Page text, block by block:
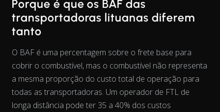
Porque é que os BAF das
transportadoras lituanas diferem
tanto
O BAF é uma percentagem sobre o frete base para
cobrir o combustível, mas o combustível não representa
a mesma proporção do custo total de operação para
todas as transportadoras. Um operador de FTL de
longa distância pode ter 35 a 40% dos custos